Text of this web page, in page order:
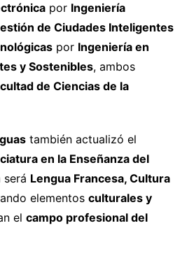
por Ingeniería
de Ciudades Inteligentes
por Ingeniería en
y Sostenibles, ambos
de Ciencias de la
también actualizó el
en la Enseñanza del
será Lengua Francesa, Cultura
elementos culturales y
el campo profesional del